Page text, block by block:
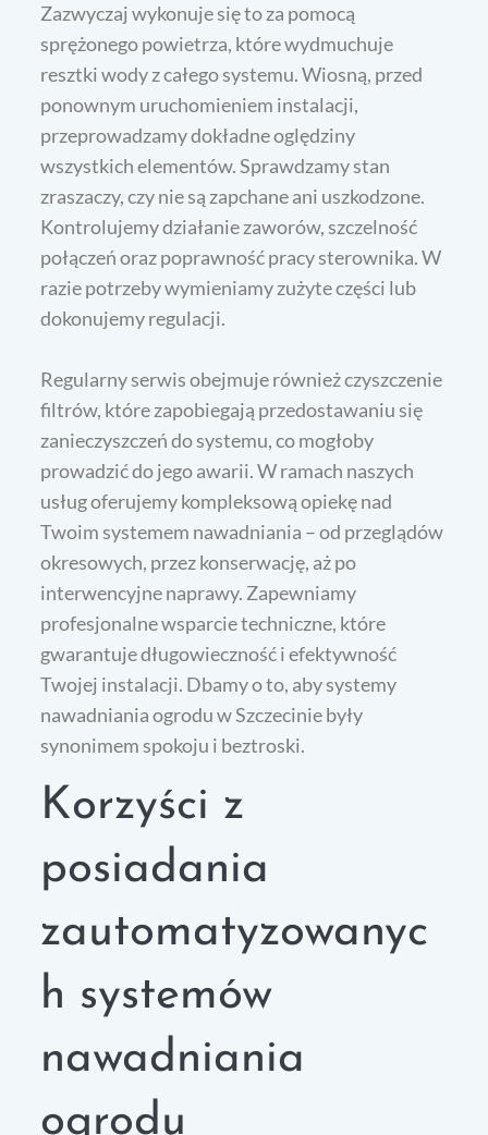
Zazwyczaj wykonuje się to za pomocą
sprężonego powietrza, które wydmuchuje
resztki wody z całego systemu. Wiosną, przed
ponownym uruchomieniem instalacji,
przeprowadzamy dokładne oględziny
wszystkich elementów. Sprawdzamy stan
zraszaczy, czy nie są zapchane ani uszkodzone.
Kontrolujemy działanie zaworów, szczelność
połączeń oraz poprawność pracy sterownika. W
razie potrzeby wymieniamy zużyte części lub
dokonujemy regulacji.
Regularny serwis obejmuje również czyszczenie
filtrów, które zapobiegają przedostawaniu się
zanieczyszczeń do systemu, co mogłoby
prowadzić do jego awarii. W ramach naszych
usług oferujemy kompleksową opiekę nad
Twoim systemem nawadniania – od przeglądów
okresowych, przez konserwację, aż po
interwencyjne naprawy. Zapewniamy
profesjonalne wsparcie techniczne, które
gwarantuje długowieczność i efektywność
Twojej instalacji. Dbamy o to, aby systemy
nawadniania ogrodu w Szczecinie były
synonimem spokoju i beztroski.
Korzyści z
posiadania
zautomatyzowanyc
h systemów
nawadniania
ogrodu